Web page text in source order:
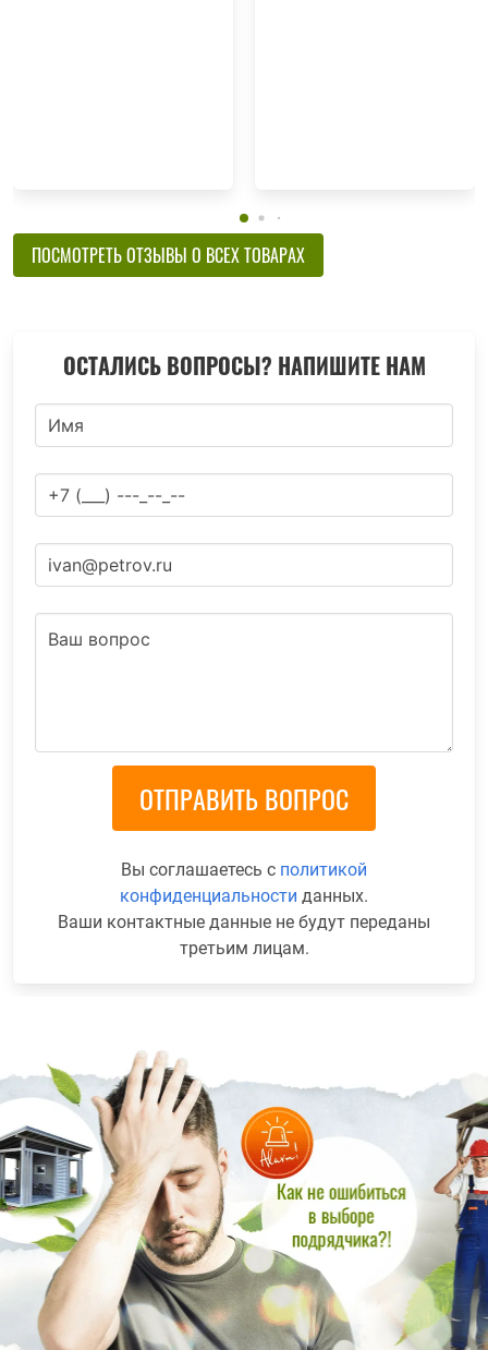
ПОСМОТРЕТЬ ОТЗЫВЫ О ВСЕХ ТОВАРАХ
ОСТАЛИСЬ ВОПРОСЫ? НАПИШИТЕ НАМ
Вы соглашаетесь с политикой
конфиденциальности данных.
Ваши контактные данные не будут переданы
третьим лицам.